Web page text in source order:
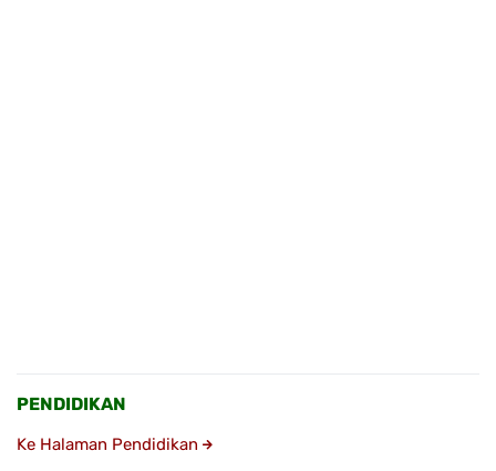
PENDIDIKAN
Ke Halaman Pendidikan